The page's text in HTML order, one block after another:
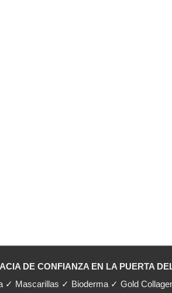
DE CONFIANZA EN LA PUERTA
✓ Mascarillas ✓ Bioderma ✓ Gold